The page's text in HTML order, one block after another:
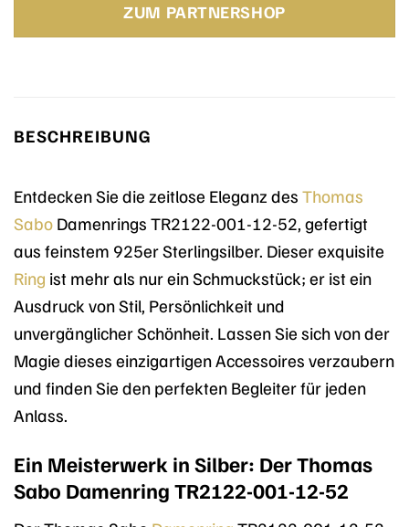
ZUM PARTNERSHOP
BESCHREIBUNG
Entdecken Sie die zeitlose Eleganz des Thomas
Sabo Damenrings TR2122-001-12-52, gefertigt
aus feinstem 925er Sterlingsilber. Dieser exquisite
Ring ist mehr als nur ein Schmuckstück; er ist ein
Ausdruck von Stil, Persönlichkeit und
unvergänglicher Schönheit. Lassen Sie sich von der
Magie dieses einzigartigen Accessoires verzaubern
und finden Sie den perfekten Begleiter für jeden
Anlass.
Ein Meisterwerk in Silber: Der Thomas
Sabo Damenring TR2122-001-12-52